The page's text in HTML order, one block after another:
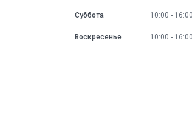
Суббота 10:00 16:00
Воскресенье 10:00 16:00